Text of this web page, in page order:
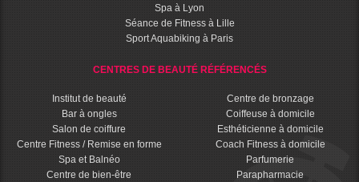
Spa à Lyon
Séance de Fitness à Lille
Sport Aquabiking à Paris
CENTRES DE BEAUTÉ RÉFÉRENCÉS
Institut de beauté
Bar à ongles
Salon de coiffure
Centre Fitness / Remise en forme
Spa et Balnéo
Centre de bien-être
Centre de bronzage
Coiffeuse à domicile
Esthéticienne à domicile
Coach Fitness à domicile
Parfumerie
Parapharmacie